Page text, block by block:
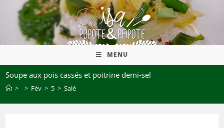
MENU
Soupe aux pois cassés et poitrine demi-sel
> > Fév > 5 > Salé